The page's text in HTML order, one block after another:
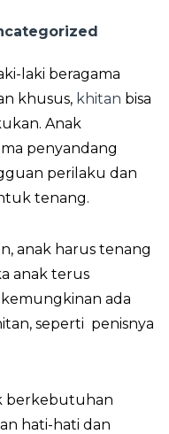
laki beragama
khusus, khitan bisa
Anak
penyandang
perilaku dan
tenang.
anak harus tenang
anak terus
ada
seperti penisnya
berkebutuhan
hati-hati dan